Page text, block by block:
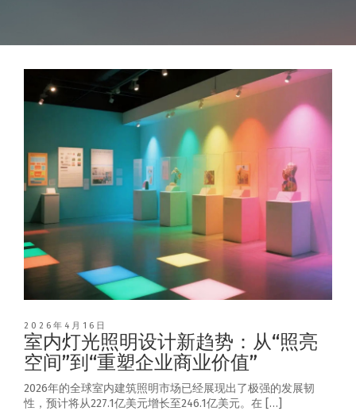
2026年4月16日
室内灯光照明设计新趋势：从“照亮
空间”到“重塑企业商业价值”
2026年的全球室内建筑照明市场已经展现出了极强的发展韧
性，预计将从227.1亿美元增长至246.1亿美元。在 […]